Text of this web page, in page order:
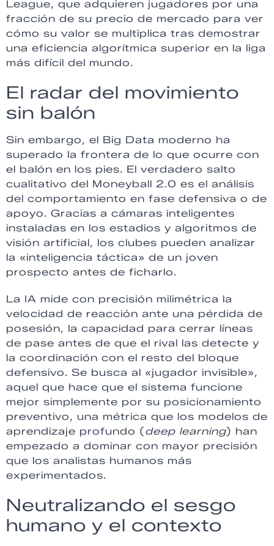
League, que adquieren jugadores por una
fracción de su precio de mercado para ver
cómo su valor se multiplica tras demostrar
una eficiencia algorítmica superior en la liga
más difícil del mundo.
El radar del movimiento
sin balón
Sin embargo, el Big Data moderno ha
superado la frontera de lo que ocurre con
el balón en los pies. El verdadero salto
cualitativo del Moneyball 2.0 es el análisis
del comportamiento en fase defensiva o de
apoyo. Gracias a cámaras inteligentes
instaladas en los estadios y algoritmos de
visión artificial, los clubes pueden analizar
la «inteligencia táctica» de un joven
prospecto antes de ficharlo.
La IA mide con precisión milimétrica la
velocidad de reacción ante una pérdida de
posesión, la capacidad para cerrar líneas
de pase antes de que el rival las detecte y
la coordinación con el resto del bloque
defensivo. Se busca al «jugador invisible»,
aquel que hace que el sistema funcione
mejor simplemente por su posicionamiento
preventivo, una métrica que los modelos de
aprendizaje profundo (deep learning) han
empezado a dominar con mayor precisión
que los analistas humanos más
experimentados.
Neutralizando el sesgo
humano y el contexto